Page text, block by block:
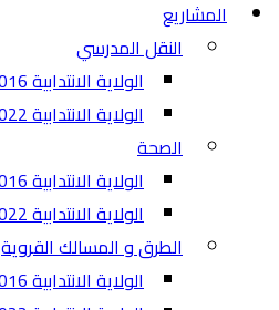
المشاريع
النقل المدرسي
الولاية الانتدابية 2016-2021
الولاية الانتدابية 2022-2027
الصحة
الولاية الانتدابية 2016-2021
الولاية الانتدابية 2022-2027
الطرق و المسالك القروية
الولاية الانتدابية 2016-2021